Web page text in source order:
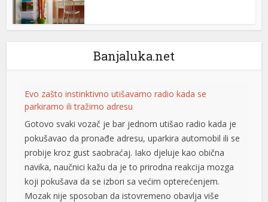
Banjaluka.net
Evo zašto instinktivno utišavamo radio kada se
parkiramo ili tražimo adresu
Gotovo svaki vozač je bar jednom utišao radio kada je
pokušavao da pronađe adresu, uparkira automobil ili se
probije kroz gust saobraćaj. Iako djeluje kao obična
navika, naučnici kažu da je to prirodna reakcija mozga
koji pokušava da se izbori sa većim opterećenjem.
Mozak nije sposoban da istovremeno obavlja više